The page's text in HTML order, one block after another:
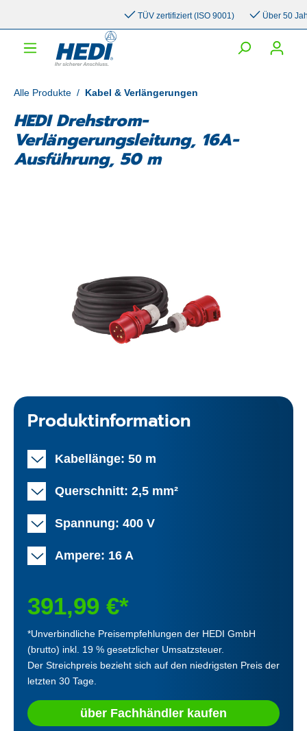
TÜV zertifiziert (ISO 9001) Über 50 Jahre
Alle Produkte / Kabel & Verlängerungen
HEDI Drehstrom-
Verlängerungsleitung, 16A-
Ausführung, 50 m
Produktinformation
Kabellänge: 50 m
Querschnitt: 2,5 mm²
Spannung: 400 V
Ampere: 16 A
391,99 €*
*Unverbindliche Preisempfehlungen der HEDI GmbH
(brutto) inkl. 19 % gesetzlicher Umsatzsteuer.
Der Streichpreis bezieht sich auf den niedrigsten Preis der
letzten 30 Tage.
über Fachhändler kaufen